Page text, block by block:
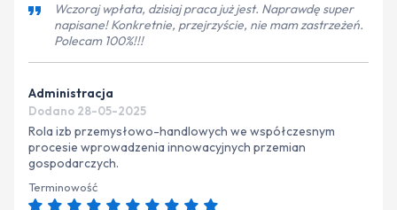
Wczoraj wpłata, dzisiaj praca już jest. Naprawdę super
napisane! Konkretnie, przejrzyście, nie mam zastrzeżeń.
Polecam 100%!!!
Administracja
Dodano 28-05-2025
Rola izb przemysłowo-handlowych we współczesnym
procesie wprowadzenia innowacyjnych przemian
gospodarczych.
Terminowość